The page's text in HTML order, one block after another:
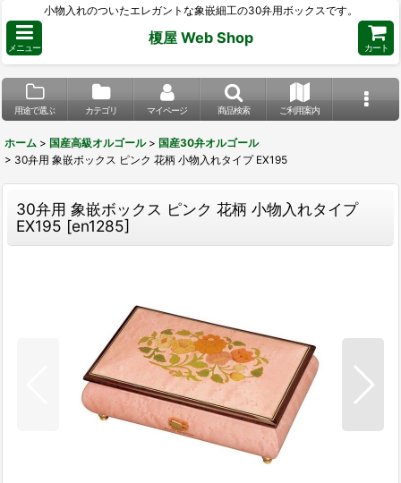
小物入れのついたエレガントな象嵌細工の30弁用ボックスです。
メニュー
榎屋 Web Shop
カート
用途で選ぶ カテゴリ マイページ 商品検索 ご利用案内
ホーム > 国産高級オルゴール > 国産30弁オルゴール
> 30弁用 象嵌ボックス ピンク 花柄 小物入れタイプ EX195
30弁用 象嵌ボックス ピンク 花柄 小物入れタイプ
EX195 [en1285]